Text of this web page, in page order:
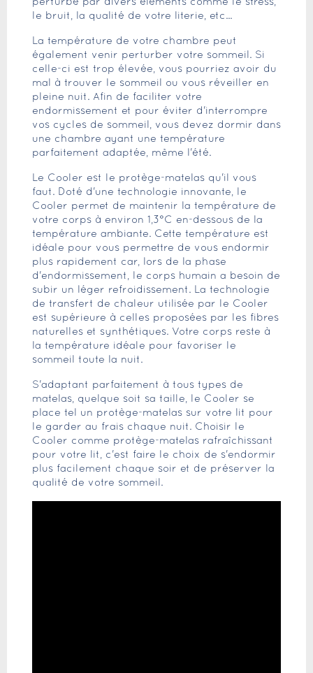
perturbé par divers éléments comme le stress,
le bruit, la qualité de votre literie, etc...
La température de votre chambre peut
également venir perturber votre sommeil. Si
celle-ci est trop élevée, vous pourriez avoir du
mal à trouver le sommeil ou vous réveiller en
pleine nuit. Afin de faciliter votre
endormissement et pour éviter d'interrompre
vos cycles de sommeil, vous devez dormir dans
une chambre ayant une température
parfaitement adaptée, même l'été.
Le Cooler est le protège-matelas qu'il vous
faut. Doté d'une technologie innovante, le
Cooler permet de maintenir la température de
votre corps à environ 1,3°C en-dessous de la
température ambiante. Cette température est
idéale pour vous permettre de vous endormir
plus rapidement car, lors de la phase
d'endormissement, le corps humain a besoin de
subir un léger refroidissement. La technologie
de transfert de chaleur utilisée par le Cooler
est supérieure à celles proposées par les fibres
naturelles et synthétiques. Votre corps reste à
la température idéale pour favoriser le
sommeil toute la nuit.
S'adaptant parfaitement à tous types de
matelas, quelque soit sa taille, le Cooler se
place tel un protège-matelas sur votre lit pour
le garder au frais chaque nuit. Choisir le
Cooler comme protège-matelas rafraîchissant
pour votre lit, c'est faire le choix de s'endormir
plus facilement chaque soir et de préserver la
qualité de votre sommeil.